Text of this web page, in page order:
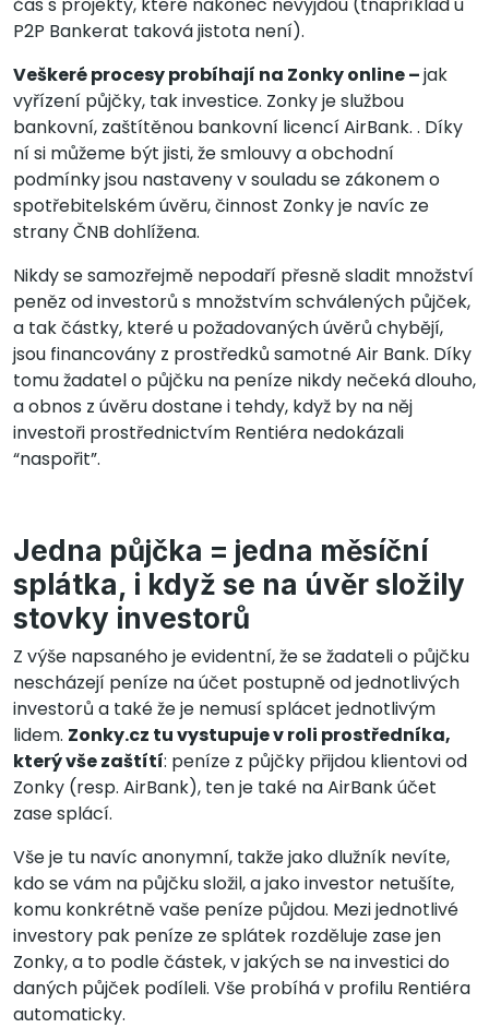
P2P Bankerat taková jistota není).
Veškeré procesy probíhají na Zonky online –jak
vyřízení půjčky, tak investice. Zonky je službou
bankovní, zaštítěnou bankovní licencí AirBank. . Díky
ní si můžeme být jisti, že smlouvy a obchodní
podmínky jsou nastaveny v souladu se zákonem o
spotřebitelském úvěru, činnost Zonky je navíc ze
strany ČNB dohlížena.
Nikdy se samozřejmě nepodaří přesně sladit množství
peněz od investorů s množstvím schválených půjček,
a tak částky, které u požadovaných úvěrů chybějí,
jsou financovány z prostředků samotné Air Bank. Díky
tomu žadatel o půjčku na peníze nikdy nečeká dlouho,
a obnos z úvěru dostane i tehdy, když by na něj
investoři prostřednictvím Rentiéra nedokázali
“naspořit”.
Jedna půjčka = jedna měsíční
splátka, i když se na úvěr složily
stovky investorů
Z výše napsaného je evidentní, že se žadateli o půjčku
nescházejí peníze na účet postupně od jednotlivých
investorů a také že je nemusí splácet jednotlivým
lidem. Zonky.cz tu vystupuje v roli prostředníka,
který vše zaštítí: peníze z půjčky přijdou klientovi od
Zonky (resp. AirBank), ten je také na AirBank účet
zase splácí.
Vše je tu navíc anonymní, takže jako dlužník nevíte,
kdo se vám na půjčku složil, a jako investor netušíte,
komu konkrétně vaše peníze půjdou. Mezi jednotlivé
investory pak peníze ze splátek rozděluje zase jen
Zonky, a to podle částek, v jakých se na investici do
daných půjček podíleli. Vše probíhá v profilu Rentiéra
automaticky.